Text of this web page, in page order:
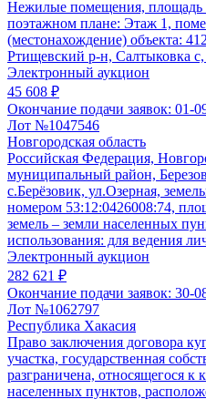
Нежилые помещения, площадь
поэтажном плане: Этаж 1,
(местонахождение) объекта:
Ртищевский р-н, Салтыковка
Электронный аукцион
45 608 ₽
Окончание подачи заявок: 01-
Лот №1047546
Новгородская область
Российская Федерация,
муниципальный район,
с.Берёзовик, ул.Озерная,
номером 53:12:0426008:74,
земель – земли населенных
использования: для ведения
Электронный аукцион
282 621 ₽
Окончание подачи заявок: 30-
Лот №1062797
Республика Хакасия
Право заключения договора
участка, государственная
разграничена, относящегося к
населенных пунктов,